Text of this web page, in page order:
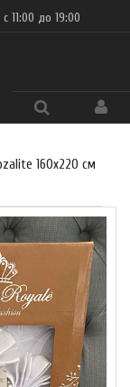
с 11:00 до 19:00
160x220 см